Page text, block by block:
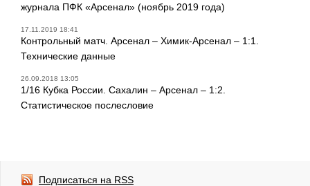
журнала ПФК «Арсенал» (ноябрь 2019 года)
17.11.2019 18:41
Контрольный матч. Арсенал – Химик-Арсенал – 1:1.
Технические данные
26.09.2018 13:05
1/16 Кубка России. Сахалин – Арсенал – 1:2.
Статистическое послесловие
Подписаться на RSS